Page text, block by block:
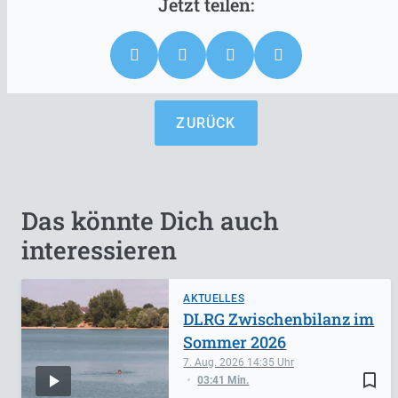
ZURÜCK
Das könnte Dich auch
interessieren
AKTUELLES
bookmark_border
7. Aug. 2026 14:35
03:41 Min.
DLRG Zwischenbilanz im
Sommer 2026